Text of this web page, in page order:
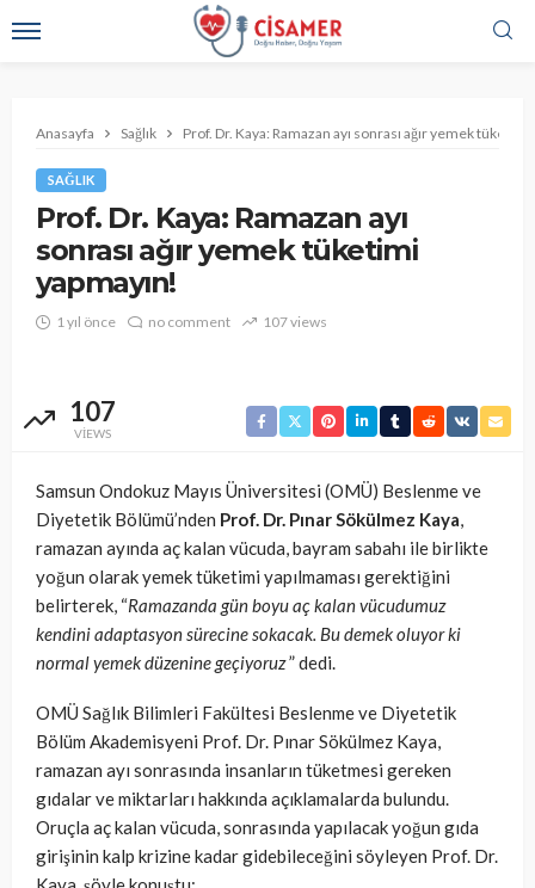
Anasayfa Sağlık Prof. Dr. Kaya: Ramazan ayı sonrası ağır yemek tüketimi
SAĞLIK
Prof. Dr. Kaya: Ramazan ayı
sonrası ağır yemek tüketimi
yapmayın!
1 yıl önce no comment 107 views
107
VIEWS
Samsun Ondokuz Mayıs Üniversitesi (OMÜ) Beslenme ve
Diyetetik Bölümü’nden Prof. Dr. Pınar Sökülmez Kaya,
ramazan ayında aç kalan vücuda, bayram sabahı ile birlikte
yoğun olarak yemek tüketimi yapılmaması gerektiğini
belirterek, “Ramazanda gün boyu aç kalan vücudumuz
kendini adaptasyon sürecine sokacak. Bu demek oluyor ki
normal yemek düzenine geçiyoruz” dedi.
OMÜ Sağlık Bilimleri Fakültesi Beslenme ve Diyetetik
Bölüm Akademisyeni Prof. Dr. Pınar Sökülmez Kaya,
ramazan ayı sonrasında insanların tüketmesi gereken
gıdalar ve miktarları hakkında açıklamalarda bulundu.
Oruçla aç kalan vücuda, sonrasında yapılacak yoğun gıda
girişinin kalp krizine kadar gidebileceğini söyleyen Prof. Dr.